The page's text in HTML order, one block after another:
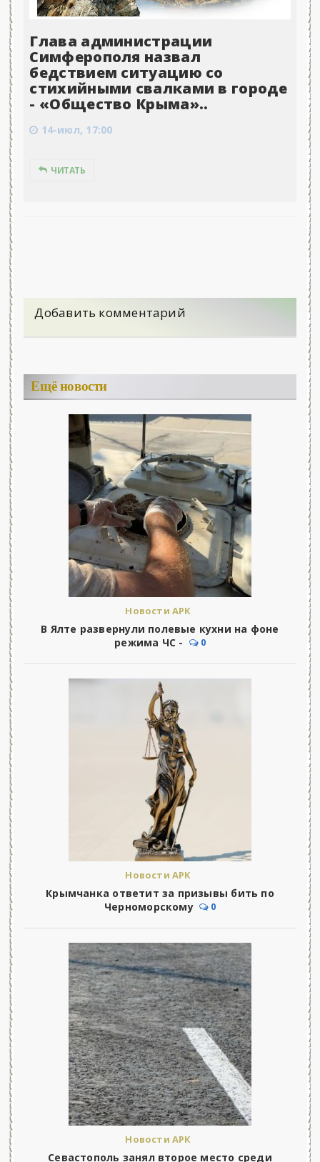
Глава администрации
Симферополя назвал
бедствием ситуацию со
стихийными свалками в городе
- «Общество Крыма»..
14-июл, 17:00
ЧИТАТЬ
Добавить комментарий
Ещё новости
Новости АРК
В Ялте развернули полевые кухни на фоне
режима ЧС -
0
Новости АРК
Крымчанка ответит за призывы бить по
Черноморскому
0
Новости АРК
Севастополь занял второе место среди